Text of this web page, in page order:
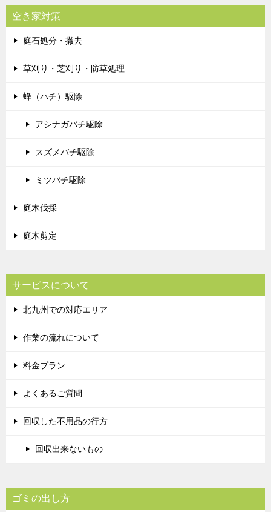
空き家対策
庭石処分・撤去
草刈り・芝刈り・防草処理
蜂（ハチ）駆除
アシナガバチ駆除
スズメバチ駆除
ミツバチ駆除
庭木伐採
庭木剪定
サービスについて
北九州での対応エリア
作業の流れについて
料金プラン
よくあるご質問
回収した不用品の行方
回収出来ないもの
ゴミの出し方